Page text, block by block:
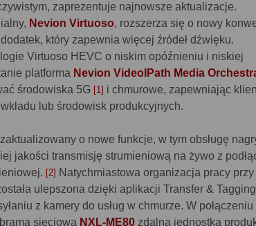
zaprezentuje najnowsze aktualizacje.
Nevion Virtuoso, rozszerza się o nowy
który zapewnia więcej źródeł dźwięku.
Virtuoso HEVC o niskim opóźnieniu i niskiej
platforma Nevion VideoIPath Media
środowiska 5G [1] i chmurowe, zapewniając
lub środowisk produkcyjnych.
zaktualizowany o nowe funkcje, w tym obsługę
jakości transmisję strumieniową na żywo z
[2] Natychmiastowa organizacja pracy przy
ulepszona dzięki aplikacji Transfer & Tagging
z kamery do usług w chmurze. W połączeniu
sieciową NXL-ME80 zdalna jednostka